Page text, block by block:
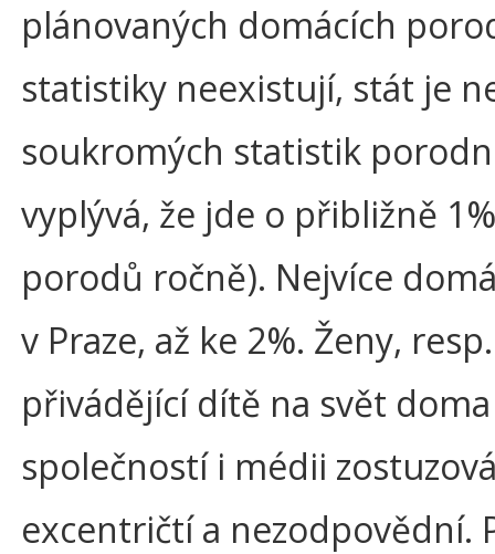
plánovaných domácích
statistiky neexistují, stát je
soukromých statistik
vyplývá, že jde o přibližně
porodů ročně). Nejvíce
v Praze, až ke 2%. Ženy,
přivádějící dítě na svět
společností i médii
excentričtí a nezodpovědní.